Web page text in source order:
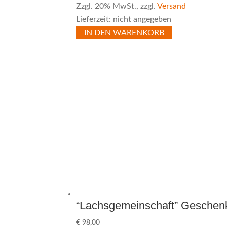
Zzgl. 20% MwSt., zzgl.Versand
Lieferzeit: nicht angegeben
IN DEN WARENKORB
“Lachsgemeinschaft”
€ 98,00